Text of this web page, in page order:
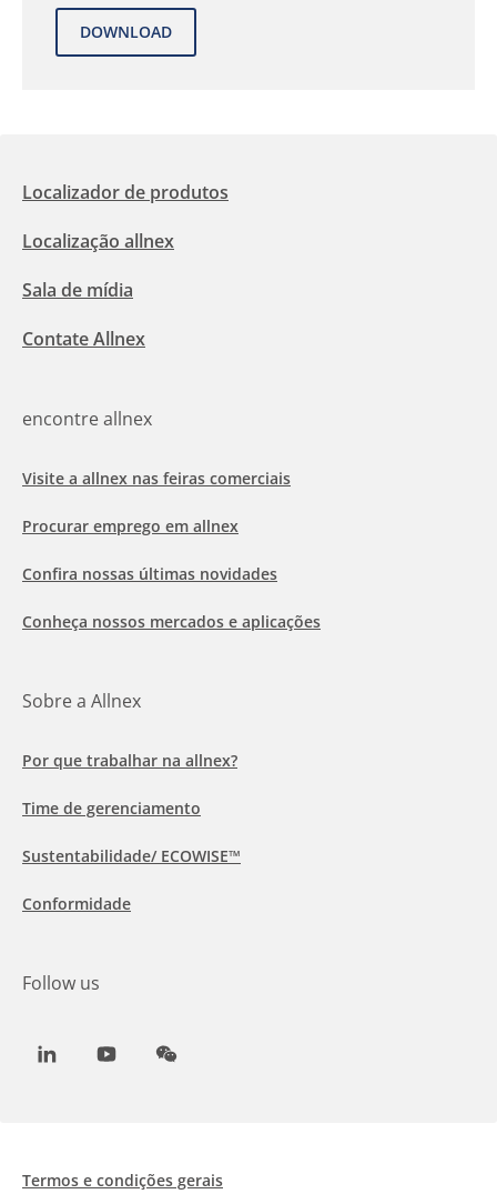
Localizador de produtos
Localização allnex
Sala de mídia
Contate Allnex
encontre allnex
Visite a allnex nas feiras comerciais
Procurar emprego em allnex
Confira nossas últimas novidades
Conheça nossos mercados e aplicações
Sobre a Allnex
Por que trabalhar na allnex?
Time de gerenciamento
Sustentabilidade/ ECOWISE™
Conformidade
Follow us
LinkedInYoutubeWeChat
Termos e condições gerais